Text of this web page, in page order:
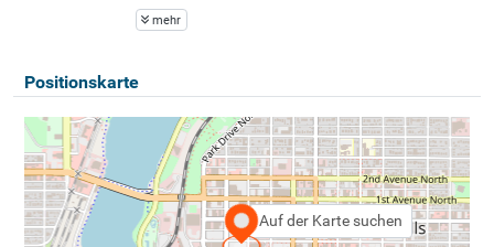
mehr
Positionskarte
Auf der Karte suchen